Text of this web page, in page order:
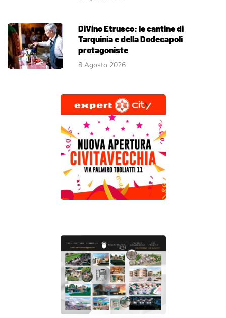
DiVino Etrusco: le cantine di
Tarquinia e della Dodecapoli
protagoniste
8 Agosto 2026